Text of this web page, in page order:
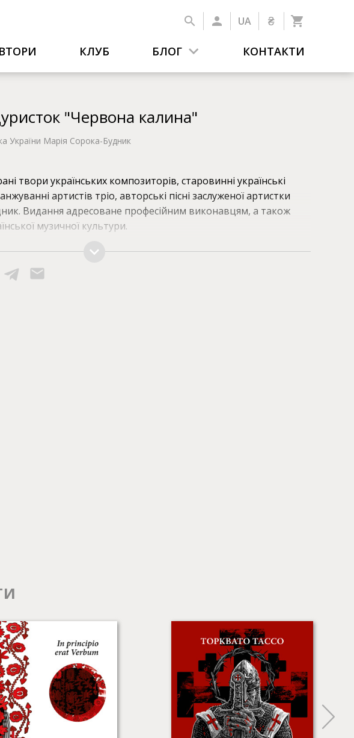
UA ₴
КЛУБ БЛОГ КОНТАКТИ
"Червона калина"
України Марія Сорока-Будник
твори українських композиторів, старовинні українські
артистів тріо, авторські пісні заслуженої артистки
Видання адресоване професійним виконавцям, а також
музичної культури.